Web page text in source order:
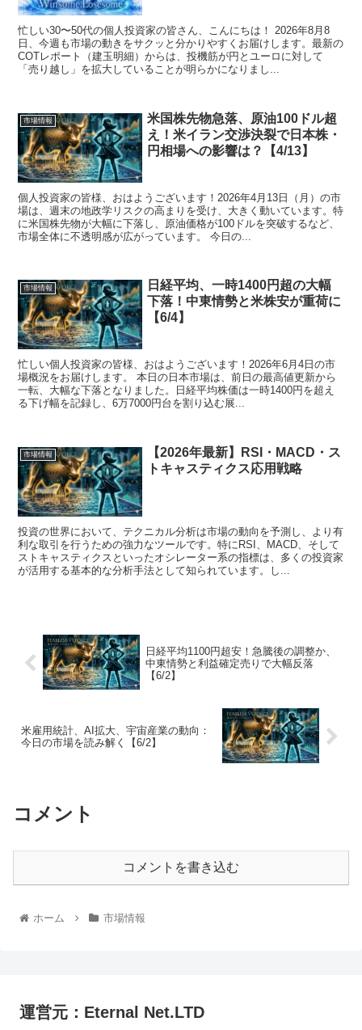
忙しい30〜50代の個人投資家の皆さん、こんにちは！ 2026年8月8
日、今週も市場の動きをサクッと分かりやすくお届けします。最新の
COTレポート（建玉明細）からは、投機筋が円とユーロに対して
「売り越し」を拡大していることが明らかになりまし...
市場情報
米国株先物急落、原油100ドル超
え！米イラン交渉決裂で日本株・
円相場への影響は？【4/13】
個人投資家の皆様、おはようございます！2026年4月13日（月）の市
場は、週末の地政学リスクの高まりを受け、大きく動いています。特
に米国株先物が大幅に下落し、原油価格が100ドルを突破するなど、
市場全体に不透明感が広がっています。 今日の...
市場情報
日経平均、一時1400円超の大幅
下落！中東情勢と米株安が重荷に
【6/4】
忙しい個人投資家の皆様、おはようございます！2026年6月4日の市
場概況をお届けします。 本日の日本市場は、前日の最高値更新から
一転、大幅な下落となりました。日経平均株価は一時1400円を超え
る下げ幅を記録し、6万7000円台を割り込む展...
市場情報
【2026年最新】RSI・MACD・ス
トキャスティクス応用戦略
投資の世界において、テクニカル分析は市場の動向を予測し、より有
利な取引を行うための強力なツールです。特にRSI、MACD、そして
ストキャスティクスといったオシレーター系の指標は、多くの投資家
が活用する基本的な分析手法として知られています。し...
日経平均1100円超安！急騰後の調整か、
中東情勢と利益確定売りで大幅反落
【6/2】
米雇用統計、AI拡大、宇宙産業の動向：
今日の市場を読み解く【6/2】
コメント
コメントを書き込む
ホーム 市場情報
運営元：Eternal Net.LTD